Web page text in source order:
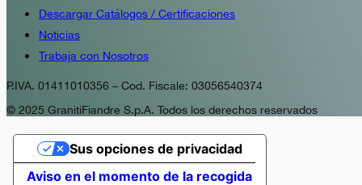
Descargar Catálogos / Certificaciones
Noticias
Trabaja con Nosotros
P.IVA. 01411010356 – Cod. Fiscale: 03056540374
© 2025 GranitiFiandre S.p.A. Todos los derechos reservados
Aviso en el momento de la recogida
Sus opciones de privacidad